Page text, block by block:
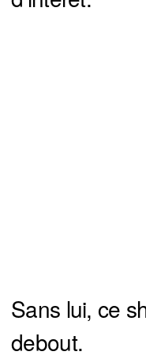
Sans lui, ce
debout.